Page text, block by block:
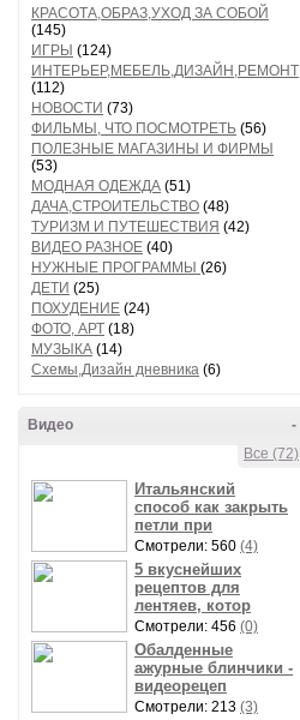
КРАСОТА,ОБРАЗ,УХОД ЗА СОБОЙ
(145)
ИГРЫ (124)
ИНТЕРЬЕР,МЕБЕЛЬ,ДИЗАЙН,РЕМОНТ
(112)
НОВОСТИ (73)
ФИЛЬМЫ, ЧТО ПОСМОТРЕТЬ (56)
ПОЛЕЗНЫЕ МАГАЗИНЫ И ФИРМЫ
(53)
МОДНАЯ ОДЕЖДА (51)
ДАЧА,СТРОИТЕЛЬСТВО (48)
ТУРИЗМ И ПУТЕШЕСТВИЯ (42)
ВИДЕО РАЗНОЕ (40)
НУЖНЫЕ ПРОГРАММЫ (26)
ДЕТИ (25)
ПОХУДЕНИЕ (24)
ФОТО, АРТ (18)
МУЗЫКА (14)
Схемы,Дизайн дневника (6)
-
Видео
Все (72)
Итальянский
способ как закрыть
петли при
Смотрели: 560 (4)
5 вкуснейших
рецептов для
лентяев, котор
Смотрели: 456 (0)
Обалденные
ажурные блинчики -
видеорецеп
Смотрели: 213 (3)